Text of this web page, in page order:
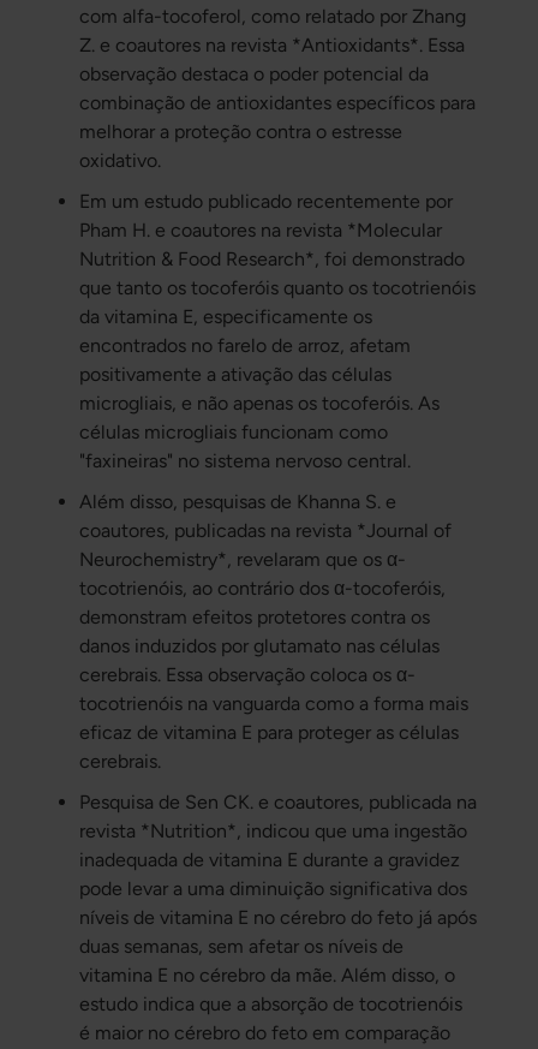
com alfa-tocoferol, como relatado por Zhang
Z. e coautores na revista *Antioxidants*. Essa
observação destaca o poder potencial da
combinação de antioxidantes específicos para
melhorar a proteção contra o estresse
oxidativo.
Em um estudo publicado recentemente por
Pham H. e coautores na revista *Molecular
Nutrition & Food Research*, foi demonstrado
que tanto os tocoferóis quanto os tocotrienóis
da vitamina E, especificamente os
encontrados no farelo de arroz, afetam
positivamente a ativação das células
microgliais, e não apenas os tocoferóis. As
células microgliais funcionam como
"faxineiras" no sistema nervoso central.
Além disso, pesquisas de Khanna S. e
coautores, publicadas na revista *Journal of
Neurochemistry*, revelaram que os α-
tocotrienóis, ao contrário dos α-tocoferóis,
demonstram efeitos protetores contra os
danos induzidos por glutamato nas células
cerebrais. Essa observação coloca os α-
tocotrienóis na vanguarda como a forma mais
eficaz de vitamina E para proteger as células
cerebrais.
Pesquisa de Sen CK. e coautores, publicada na
revista *Nutrition*, indicou que uma ingestão
inadequada de vitamina E durante a gravidez
pode levar a uma diminuição significativa dos
níveis de vitamina E no cérebro do feto já após
duas semanas, sem afetar os níveis de
vitamina E no cérebro da mãe. Além disso, o
estudo indica que a absorção de tocotrienóis
é maior no cérebro do feto em comparação